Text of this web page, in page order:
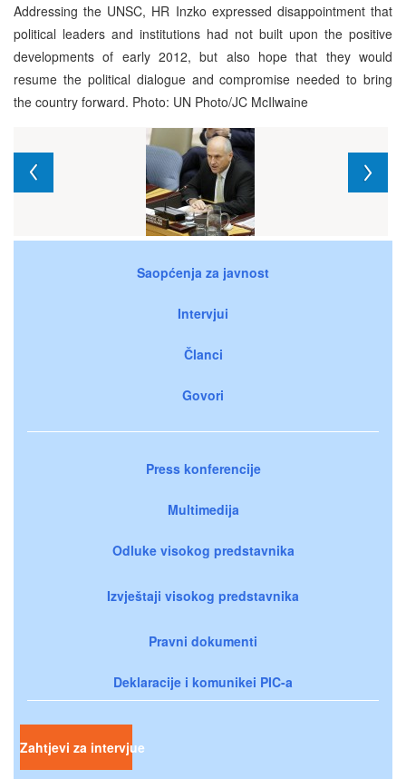
Addressing the UNSC, HR Inzko expressed disappointment that
political leaders and institutions had not built upon the positive
developments of early 2012, but also hope that they would
resume the political dialogue and compromise needed to bring
the country forward. Photo: UN Photo/JC McIlwaine
Saopćenja za javnost
Intervjui
Članci
Govori
Press konferencije
Multimedija
Odluke visokog predstavnika
Izvještaji visokog predstavnika
Pravni dokumenti
Deklaracije i komunikei PIC-a
Zahtjevi za intervjue